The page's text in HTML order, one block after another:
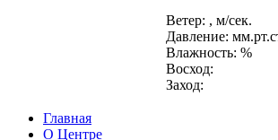
Ветер: , м/сек.
Давление:
Влажность: %
Восход:
Заход:
Главная
О Центре